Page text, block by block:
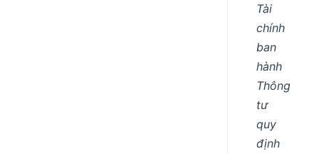
Tài
chính
ban
hành
Thông
tư
quy
định